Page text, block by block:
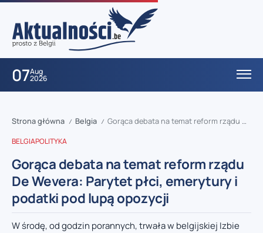
07Aug
2026
Strona główna / Belgia / Gorąca debata na temat reform rządu De Wevera: Parytet płci, emerytury i podatki pod lupą opozycji
BELGIAPOLITYKA
Gorąca debata na temat reform rządu
De Wevera: Parytet płci, emerytury i
podatki pod lupą opozycji
W środę, od godzin porannych, trwała w belgijskiej Izbie